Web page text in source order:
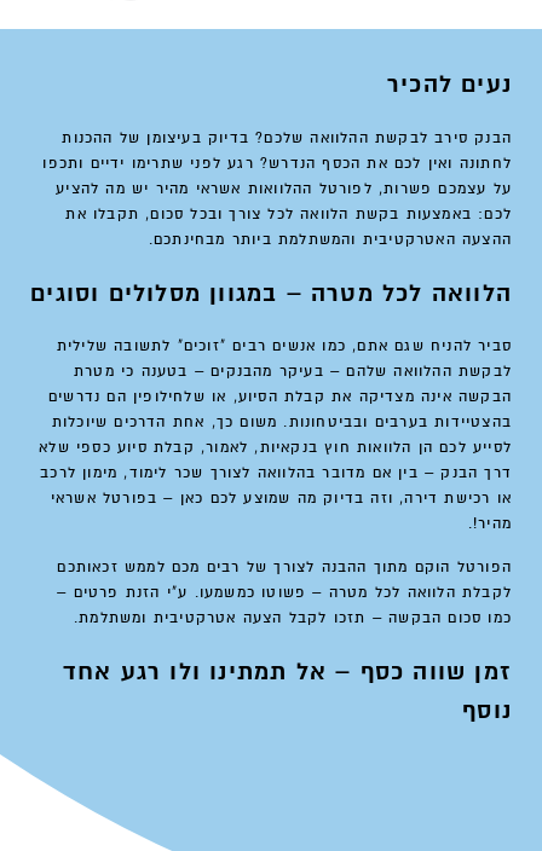
נעים להכיר
הבנק סירב לבקשת ההלוואה שלכם? בדיוק בעיצומן של ההכנות
לחתונה ואין לכם את הכסף הנדרש? רגע לפני שתרימו ידיים ותכפו
על עצמכם פשרות, לפורטל ההלוואות אשראי מהיר יש מה להציע
לכם: באמצעות בקשת הלוואה לכל צורך ובכל סכום, תקבלו את
ההצעה האטרקטיבית והמשתלמת ביותר מבחינתכם.
הלוואה לכל מטרה – במגוון מסלולים וסוגים
סביר להניח שגם אתם, כמו אנשים רבים "זוכים" לתשובה שלילית
לבקשת ההלוואה שלהם – בעיקר מהבנקים – בטענה כי מטרת
הבקשה אינה מצדיקה את קבלת הסיוע, או שלחילופין הם נדרשים
בהצטיידות בערבים ובביטחונות. משום כך, אחת הדרכים שיוכלות
לסייע לכם הן הלוואות חוץ בנקאיות, לאמור, קבלת סיוע כספי שלא
דרך הבנק – בין אם מדובר בהלוואה לצורך שכר לימוד, מימון לרכב
או רכישת דירה, וזה בדיוק מה שמוצע לכם כאן – בפורטל אשראי
מהיר!.
הפורטל הוקם מתוך ההבנה לצורך של רבים מכם לממש זכאותכם
לקבלת הלוואה לכל מטרה – פשוטו כמשמעו. ע"י הזנת פרטים –
כמו סכום הבקשה – תזכו לקבל הצעה אטרקטיבית ומשתלמת.
זמן שווה כסף – אל תמתינו ולו רגע אחד
נוסף
משפחות המתכננים לרכוש רכב חדש – הגעתם למקום הנכון ובזמן
הנכון. נקודה. פורטל ההלוואות אשראי מהיר הוא המקום שבו תעשו
את המעבר בין חלום למציאות. ומלבד לאפשרות בהגשת בקשה,